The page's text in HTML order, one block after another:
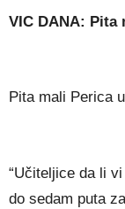
VIC DANA:
Pita mali Perica
“Učiteljice da li
do sedam puta